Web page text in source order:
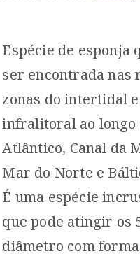
Espécies 4839 Observações
Espécie de esponja
ser encontrada nas
zonas do intertidal e
infralitoral ao longo
Atlântico, Canal da
Mar do Norte e
É uma espécie
que pode atingir os
diâmetro com forma